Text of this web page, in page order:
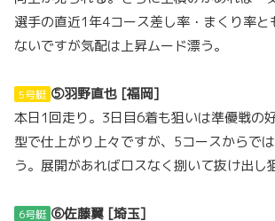
選手の直近1年4コース差し率・まくり率
ないですが気配は上昇ムード漂う。
5号艇 ⑤羽野直也 [福岡]
本日1回走り。3日目6着も狙いは準優戦の
型で仕上がり上々ですが、5コースからで
う。展開があればロスなく捌いて抜け出し
6号艇 ⑥佐藤翼 [埼玉]